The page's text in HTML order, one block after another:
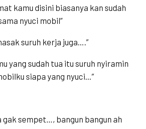
kamu disini biasanya kan sudah
nyuci mobil”
suruh kerja juga….”
yang sudah tua itu suruh nyiramin
siapa yang nyuci…”
gak sempet…, bangun bangun ah